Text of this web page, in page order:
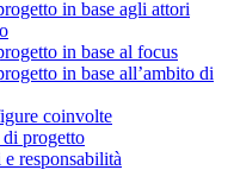
in base agli attori
in base al focus
in base all’ambito di
coinvolte
progetto
responsabilità